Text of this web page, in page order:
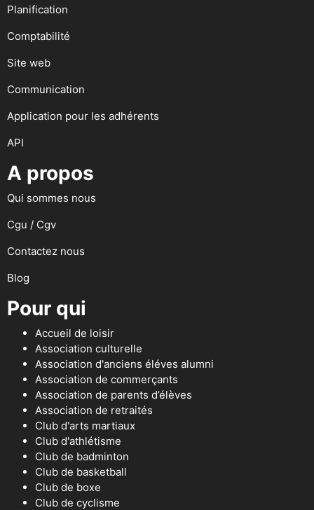
Planification
Comptabilité
Site web
Communication
Application pour les adhérents
API
A propos
Qui sommes nous
Cgu / Cgv
Contactez nous
Blog
Pour qui
Accueil de loisir
Association culturelle
Association d'anciens éléves alumni
Association de commerçants
Association de parents d’élèves
Association de retraités
Club d'arts martiaux
Club d'athlétisme
Club de badminton
Club de basketball
Club de boxe
Club de cyclisme